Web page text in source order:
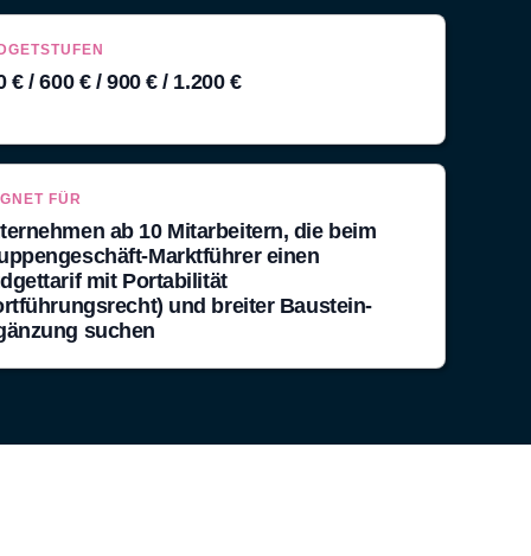
€ / 600 € / 900 € / 1.200 €
FÜR
ab 10 Mitarbeitern, die beim
Marktführer einen
mit Portabilität
und breiter Baustein-
suchen